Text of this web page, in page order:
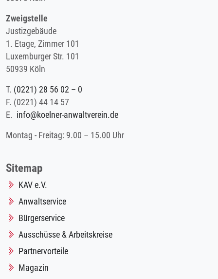
Zweigstelle
Justizgebäude
1. Etage, Zimmer 101
Luxemburger Str. 101
50939 Köln
T. (0221) 28 56 02 – 0
F. (0221) 44 14 57
E. info@koelner-anwaltverein.de
Montag - Freitag: 9.00 – 15.00 Uhr
Sitemap
KAV e.V.
Anwaltservice
Bürgerservice
Ausschüsse & Arbeitskreise
Partnervorteile
Magazin